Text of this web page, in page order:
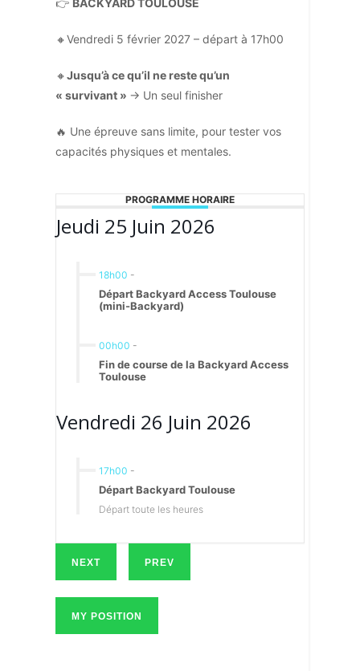
👉 BACKYARD TOULOUSE
🔸Vendredi 5 février 2027 – départ à 17h00
🔸Jusqu’à ce qu’il ne reste qu’un
« survivant » → Un seul finisher
🔥 Une épreuve sans limite, pour tester vos
capacités physiques et mentales.
PROGRAMME HORAIRE
Jeudi 25 Juin 2026
18h00 -
Départ Backyard Access Toulouse
(mini-Backyard)
00h00 -
Fin de course de la Backyard Access
Toulouse
Vendredi 26 Juin 2026
17h00 -
Départ Backyard Toulouse
Départ toute les heures
NEXT PREV
MY POSITION